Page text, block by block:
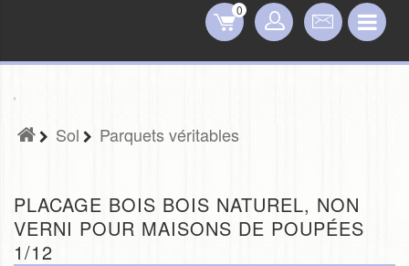
0
Sol Parquets véritables
PLACAGE BOIS BOIS NATUREL, NON
VERNI POUR MAISONS DE POUPÉES
1/12